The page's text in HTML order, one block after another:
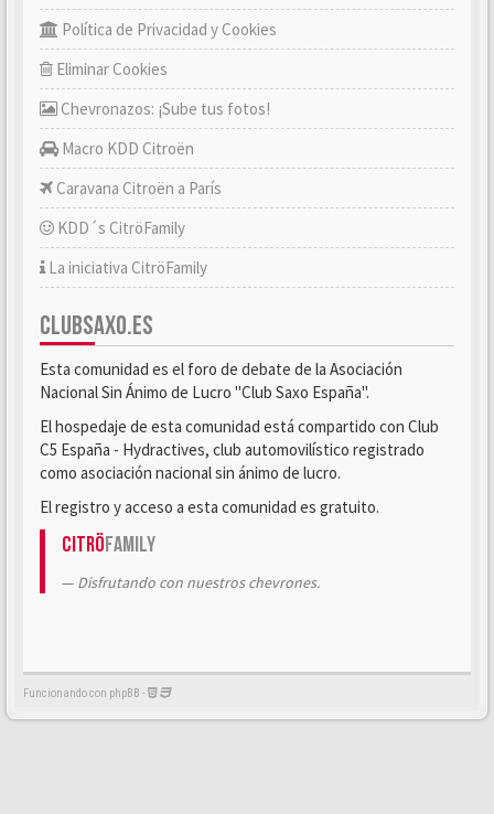
Política de Privacidad y Cookies
Eliminar Cookies
Chevronazos: ¡Sube tus fotos!
Macro KDD Citroën
Caravana Citroën a París
KDD´s CitröFamily
La iniciativa CitröFamily
CLUBSAXO.ES
Esta comunidad es el foro de debate de la Asociación
Nacional Sin Ánimo de Lucro "Club Saxo España".
El hospedaje de esta comunidad está compartido con Club
C5 España - Hydractives, club automovilístico registrado
como asociación nacional sin ánimo de lucro.
El registro y acceso a esta comunidad es gratuito.
CitröFamily
Disfrutando con nuestros chevrones.
Funcionando con phpBB -